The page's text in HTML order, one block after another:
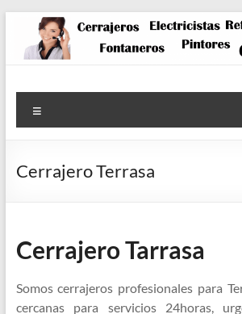
contenido
Cerrajero Terrasa
Cerrajero Tarrasa
Somos cerrajeros profesionales para
cercanas para servicios 24horas,